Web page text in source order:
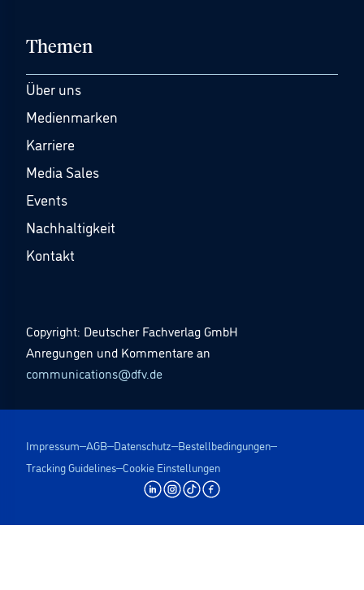
Themen
Über uns
Medienmarken
Karriere
Media Sales
Events
Nachhaltigkeit
Kontakt
Copyright: Deutscher Fachverlag GmbH
Anregungen und Kommentare an
communications@dfv.de
Impressum AGB Datenschutz Bestellbedingungen
Tracking Guidelines Cookie Einstellungen